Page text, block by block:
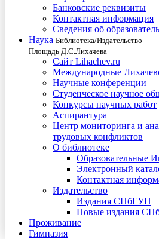
Банковские реквизиты
Контактная информация
Сведения об
Наука Библиотека/Издательство
Площадь Д.С.Лихачева
Сайт Lihachev.ru
Международные
Научные конференции
Студенческое научное
Конкурсы научных работ
Аспирантура
Центр мониторинга и
трудовых конфликтов
О библиотеке
Образовательные
Электронный
Контактная
Издательство
Издания СПбГУП
Новые издания
Проживание
Гимназия